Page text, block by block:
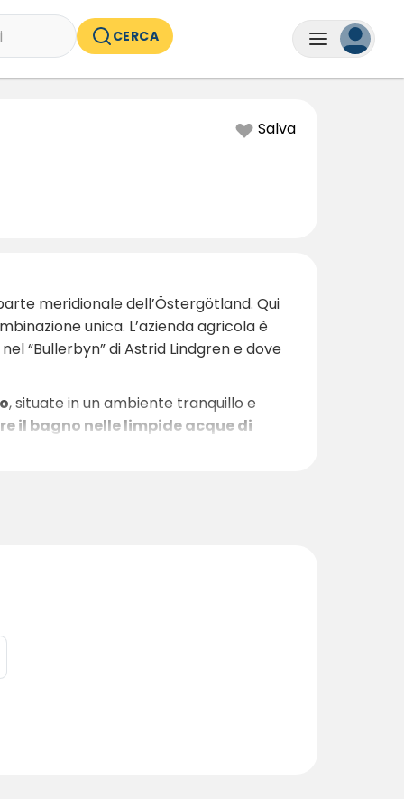
CERCA
Salva
meridionale dell’Östergötland. Qui
unica. L’azienda agricola è
“Bullerbyn” di Astrid Lindgren e dove
, situate in un ambiente tranquillo e
il bagno nelle limpide acque di
di 5–7 posti letto e sono ideali per
informazioni sulle case e sulla
in cui il tempo rallenta e lo stress